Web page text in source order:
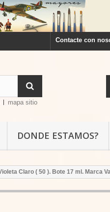
Contacte con
mapa sitio
DONDE ESTAMOS?
Claro ( 50 ). Bote 17 ml. Marca